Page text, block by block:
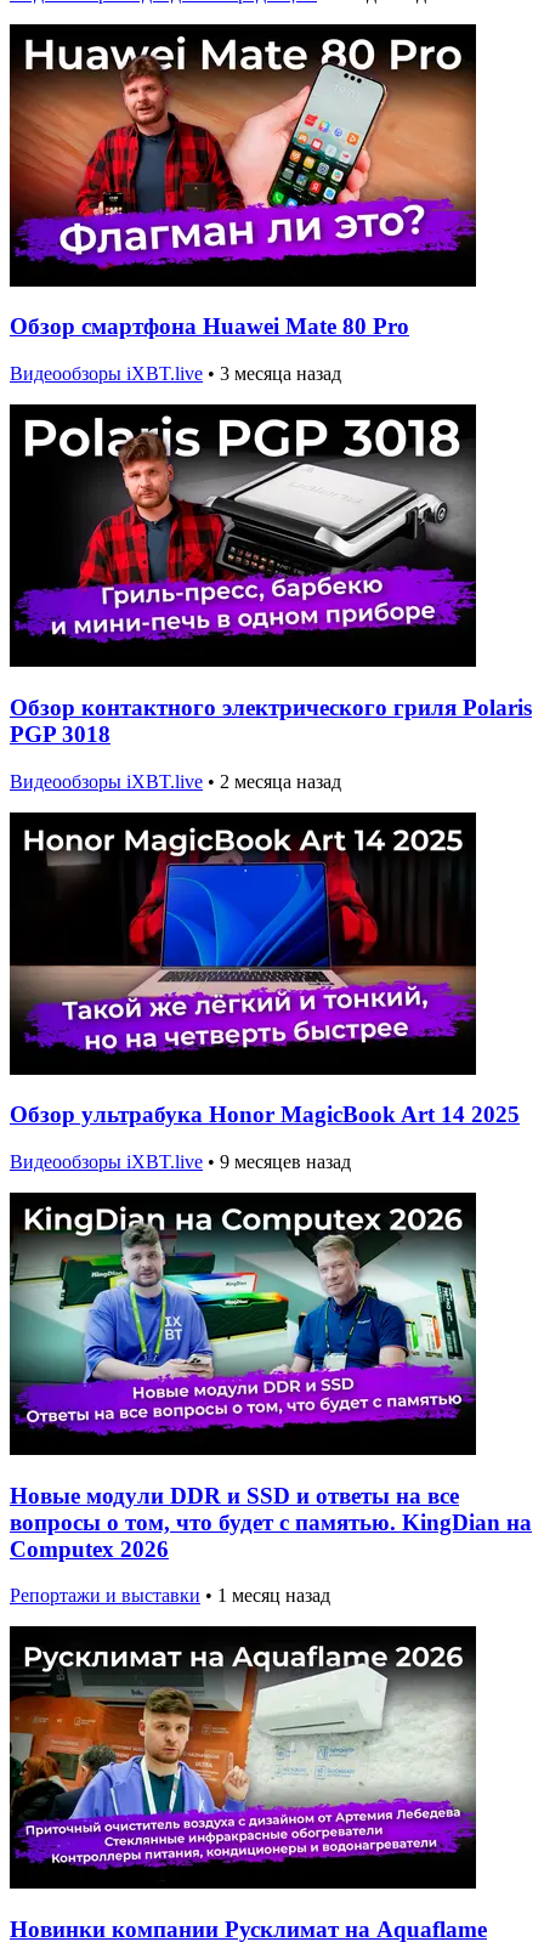
Обзор смартфона Huawei Mate 80 Pro
Видеообзоры iXBT.live • 3 месяца назад
Обзор контактного электрического гриля Polaris
PGP 3018
Видеообзоры iXBT.live • 2 месяца назад
Обзор ультрабука Honor MagicBook Art 14 2025
Видеообзоры iXBT.live • 9 месяцев назад
Новые модули DDR и SSD и ответы на все
вопросы о том, что будет с памятью. KingDian на
Computex 2026
Репортажи и выставки • 1 месяц назад
Новинки компании Русклимат на Aquaflame